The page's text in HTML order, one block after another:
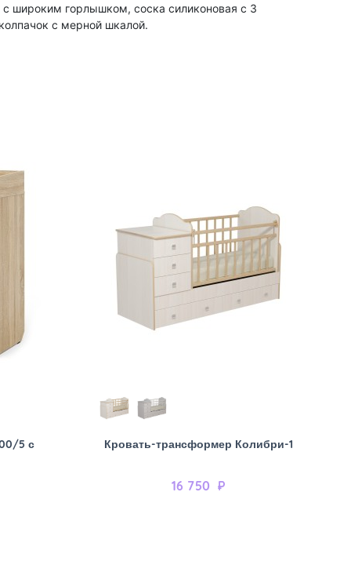
широким горлышком, соска силиконовая с 3
с мерной шкалой.
5 с Кровать-трансформер Колибри-1
16 750 ₽